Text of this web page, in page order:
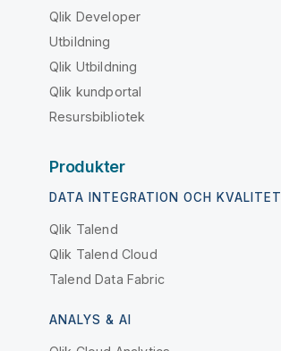
Qlik Developer
Utbildning
Qlik Utbildning
Qlik kundportal
Resursbibliotek
Produkter
DATA INTEGRATION OCH KVALITET
Qlik Talend
Qlik Talend Cloud
Talend Data Fabric
ANALYS & AI